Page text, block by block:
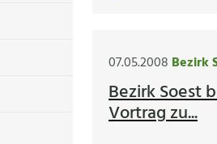
07.05.2008 Bezirk
Bezirk Soest
Vortrag zu...